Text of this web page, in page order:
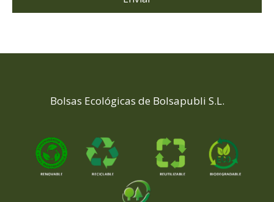
Bolsas Ecológicas de Bolsapubli S.L.